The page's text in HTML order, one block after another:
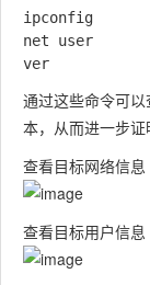
ipconfig
net user
通过这些命令可
本，从而进一步证
查看目标网络信息
查看目标用户信息